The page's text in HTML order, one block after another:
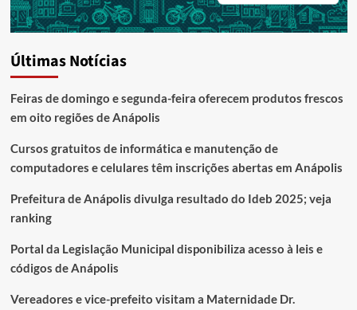
Últimas Notícias
Feiras de domingo e segunda-feira oferecem produtos frescos
em oito regiões de Anápolis
Cursos gratuitos de informática e manutenção de
computadores e celulares têm inscrições abertas em Anápolis
Prefeitura de Anápolis divulga resultado do Ideb 2025; veja
ranking
Portal da Legislação Municipal disponibiliza acesso à leis e
códigos de Anápolis
Vereadores e vice-prefeito visitam a Maternidade Dr.